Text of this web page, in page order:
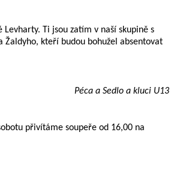
Ti jsou zatím v naší skupině s
kteří budou bohužel absentovat
Péca a Sedlo a kluci U13
přivítáme soupeře od 16,00 na